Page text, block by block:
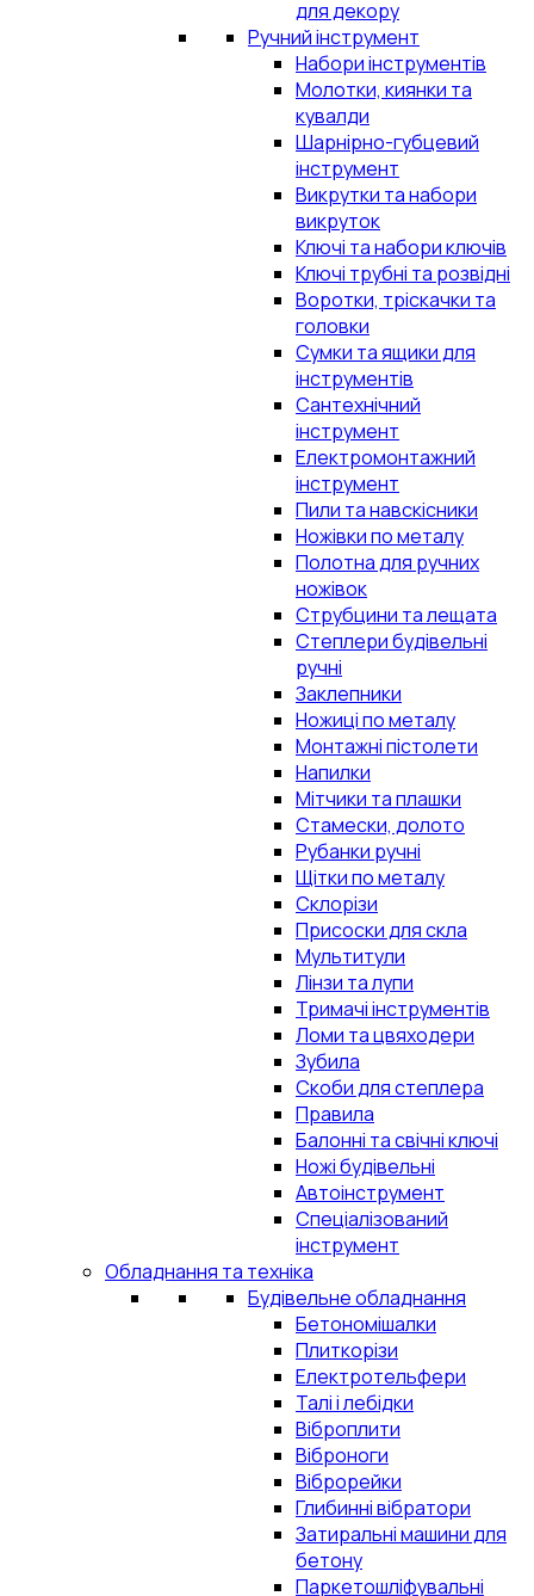
для декору
Ручний інструмент
Набори інструментів
Молотки, киянки та
кувалди
Шарнірно-губцевий
інструмент
Викрутки та набори
викруток
Ключі та набори ключів
Ключі трубні та розвідні
Воротки, тріскачки та
головки
Сумки та ящики для
інструментів
Сантехнічний
інструмент
Електромонтажний
інструмент
Пили та навскісники
Ножівки по металу
Полотна для ручних
ножівок
Струбцини та лещата
Степлери будівельні
ручні
Заклепники
Ножиці по металу
Монтажні пістолети
Напилки
Мітчики та плашки
Стамески, долото
Рубанки ручні
Щітки по металу
Склорізи
Присоски для скла
Мультитули
Лінзи та лупи
Тримачі інструментів
Ломи та цвяходери
Зубила
Скоби для степлера
Правила
Балонні та свічні ключі
Ножі будівельні
Автоінструмент
Спеціалізований
інструмент
Обладнання та техніка
Будівельне обладнання
Бетономішалки
Плиткорізи
Електротельфери
Талі і лебідки
Віброплити
Віброноги
Віброрейки
Глибинні вібратори
Затиральні машини для
бетону
Паркетошліфувальні